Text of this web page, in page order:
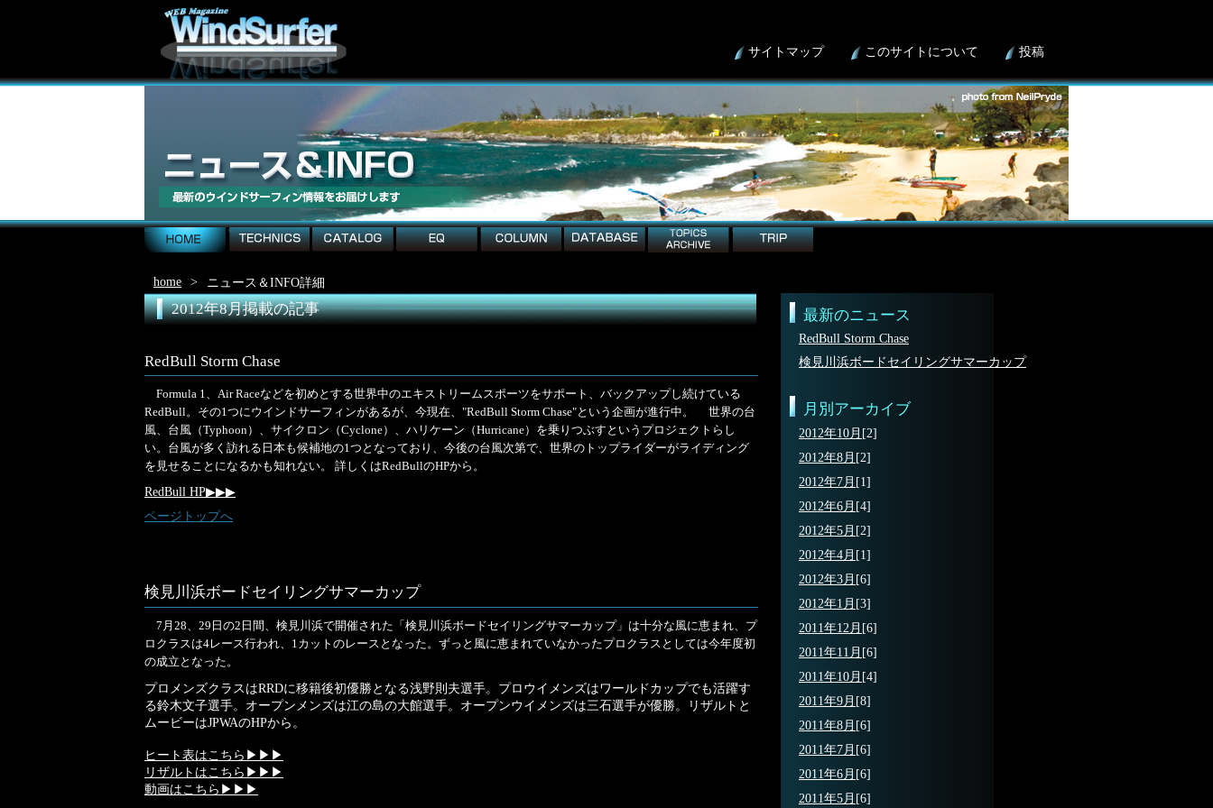
サイトマップ このサイトについて 投稿
home technics column topicArchive trip
home > ニュース＆INFO詳細
2012年8月掲載の記事
RedBull Storm Chase
Formula 1、Air Raceなどを初めとする世界中のエキストリームスポーツをサポート、バックアップし続けている
RedBull。その1つにウインドサーフィンがあるが、今現在、"RedBull Storm Chase"という企画が進行中。 世界の台
風、台風（Typhoon）、サイクロン（Cyclone）、ハリケーン（Hurricane）を乗りつぶすというプロジェクトらし
い。台風が多く訪れる日本も候補地の1つとなっており、今後の台風次第で、世界のトップライダーがライディング
を見せることになるかも知れない。 詳しくはRedBullのHPから。
RedBull HP▶▶▶
ページトップへ
検見川浜ボードセイリングサマーカップ
7月28、29日の2日間、検見川浜で開催された「検見川浜ボードセイリングサマーカップ」は十分な風に恵まれ、プ
ロクラスは4レース行われ、1カットのレースとなった。ずっと風に恵まれていなかったプロクラスとしては今年度初
の成立となった。
プロメンズクラスはRRDに移籍後初優勝となる浅野則夫選手。プロウイメンズはワールドカップでも活躍す
る鈴木文子選手。オープンメンズは江の島の大館選手。オープンウイメンズは三石選手が優勝。リザルトと
ムービーはJPWAのHPから。
ヒート表はこちら▶▶▶
リザルトはこちら▶▶▶
動画はこちら▶▶▶
最新のニュース
RedBull Storm Chase
検見川浜ボードセイリングサマーカップ
月別アーカイブ
2012年10月 [2]
2012年8月 [2]
2012年7月 [1]
2012年6月 [4]
2012年5月 [2]
2012年4月 [1]
2012年3月 [6]
2012年1月 [3]
2011年12月 [6]
2011年11月 [6]
2011年10月 [4]
2011年9月 [8]
2011年8月 [6]
2011年7月 [6]
2011年6月 [6]
2011年5月 [6]